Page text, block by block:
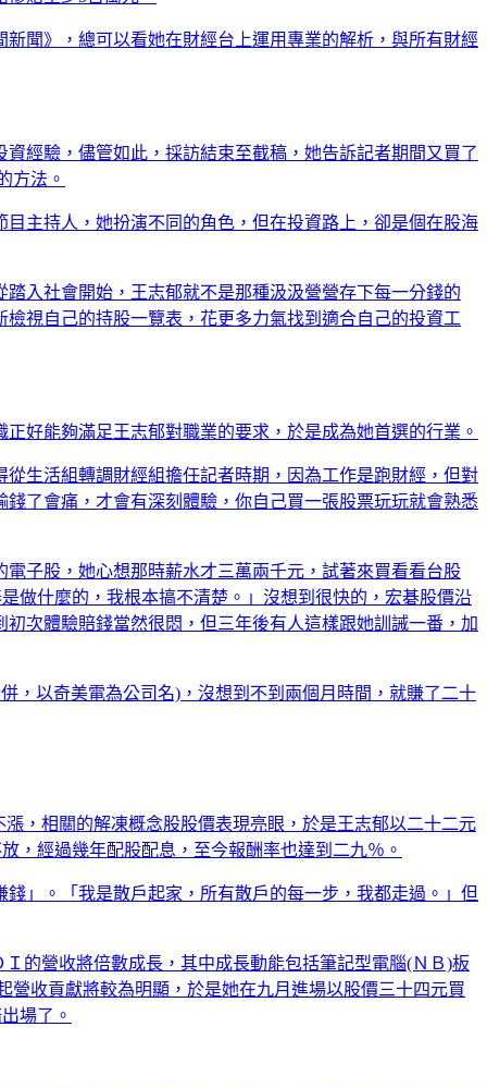
聞》，總可以看她在財經台上運用專業的解析，與所有財經
經驗，儘管如此，採訪結束至截稿，她告訴記者期間又買了
方法。
主持人，她扮演不同的角色，但在投資路上，卻是個在股海
入社會開始，王志郁就不是那種汲汲營營存下每一分錢的
視自己的持股一覽表，花更多力氣找到適合自己的投資工
好能夠滿足王志郁對職業的要求，於是成為她首選的行業。
生活組轉調財經組擔任記者時期，因為工作是跑財經，但對
了會痛，才會有深刻體驗，你自己買一張股票玩玩就會熟悉
子股，她心想那時薪水才三萬兩千元，試著來買看看台股
做什麼的，我根本搞不清楚。」沒想到很快的，宏碁股價沿
次體驗賠錢當然很悶，但三年後有人這樣跟她訓誡一番，加
，以奇美電為公司名)，沒想到不到兩個月時間，就賺了二十
，相關的解凍概念股股價表現亮眼，於是王志郁以二十二元
，經過幾年配股配息，至今報酬率也達到二九％。
」。「我是散戶起家，所有散戶的每一步，我都走過。」但
的營收將倍數成長，其中成長動能包括筆記型電腦(ＮＢ)板
營收貢獻將較為明顯，於是她在九月進場以股價三十四元買
場了。